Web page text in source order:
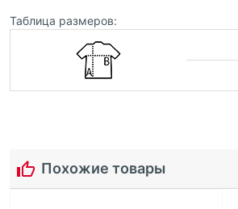
Таблица размеров:
Похожие товары